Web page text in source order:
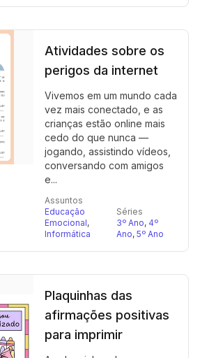
Atividades sobre os
perigos da internet
Vivemos em um mundo cada
vez mais conectado, e as
crianças estão online mais
cedo do que nunca —
jogando, assistindo vídeos,
conversando com amigos
e...
Assuntos
Educação
Emocional,
Informática
Séries
3º Ano, 4º
Ano, 5º Ano
Plaquinhas das
afirmações positivas
para imprimir